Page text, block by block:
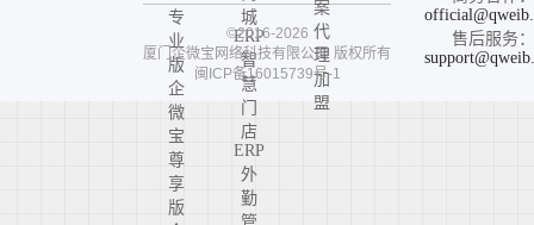
专
业
版
企
微
宝
尊
享
版
城
ERP
智
慧
门
店
ERP
外
勤
案
代
理
加
盟
售后服务：
©2016-2026
厦门企微宝网络科技有限公司 版权所有
闽ICP备16015739号-1